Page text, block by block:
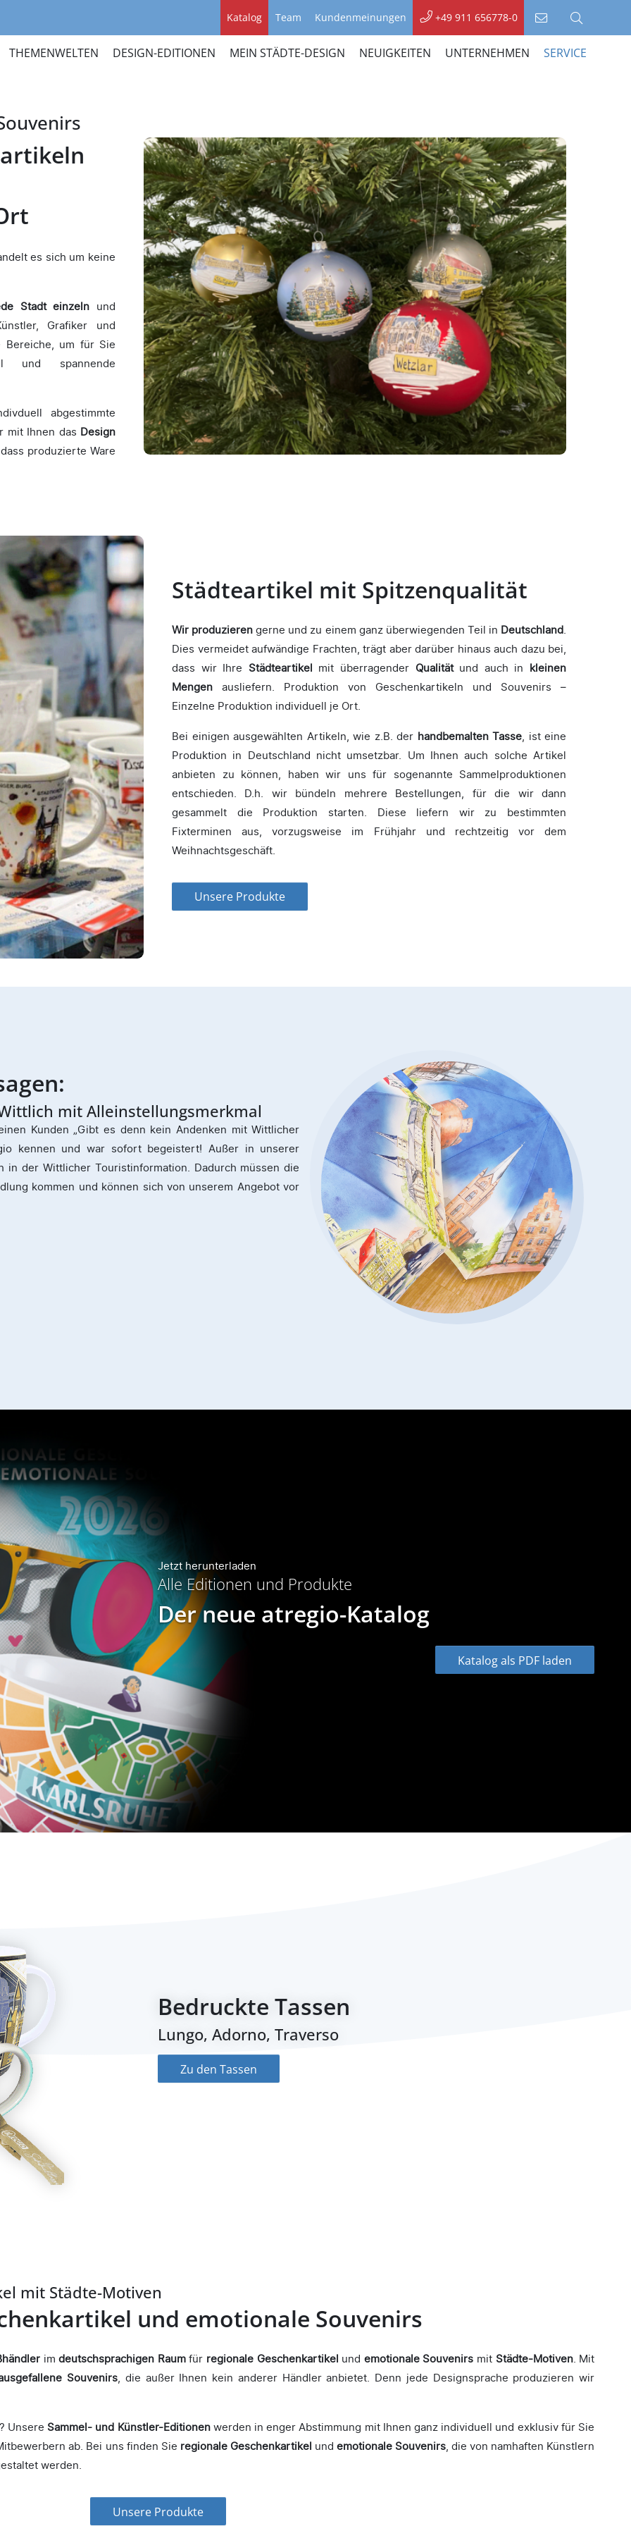
Katalog Team Kundenmeinungen +49 911 656778-0
Kontakt
Suche
THEMENWELTEN DESIGN-EDITIONEN MEIN STÄDTE-DESIGN NEUIGKEITEN UNTERNEHMEN SERVICE
es sich um keine
Stadt einzeln und
Grafiker und
Bereiche, um für Sie
und spannende
abgestimmte
mit Ihnen das Design
produzierte Ware
Städteartikel mit Spitzenqualität
Wir produzieren gerne und zu einem ganz überwiegenden Teil in Deutschland.
Dies vermeidet aufwändige Frachten, trägt aber darüber hinaus auch dazu bei,
dass wir Ihre Städteartikel mit überragender Qualitätund auch in kleinen
Mengen ausliefern. Produktion von Geschenkartikeln und Souvenirs –
Einzelne Produktion individuell je Ort.
Bei einigen ausgewählten Artikeln, wie z.B. der handbemalten Tasse, ist eine
Produktion in Deutschland nicht umsetzbar. Um Ihnen auch solche Artikel
anbieten zu können, haben wir uns für sogenannte Sammelproduktionen
entschieden. D.h. wir bündeln mehrere Bestellungen, für die wir dann
gesammelt die Produktion starten. Diese liefern wir zu bestimmten
Fixterminen aus, vorzugsweise im Frühjahr und rechtzeitig vor dem
Weihnachtsgeschäft.
Unsere Produkte
unserer Motivvorschläge
Motivvorschläge. Alle Artikel haben wir gut verkauft und
schon mehrfach nachbestellt. Unsere Kunden sind
unserer Stadt präsentieren. Bisher hatten wir nicht eine
Jetzt herunterladen
Der neue atregio-Katalog
Alle Editionen und Produkte
Katalog als PDF laden
Regenschirm
Stockschirme und Taschenschirme
Zu den Schirmen
und emotionale Souvenirs
mit Städte-Motiven
imdeutschsprachigen Raumfür regionale Geschenkartikel und emotionale Souvenirs mit Städte-Motiven. Mit
Souvenirs, die außer Ihnen kein anderer Händler anbietet. Denn jede Designsprache produzieren wir
Unsere Sammel- und Künstler-Editionenwerden in enger Abstimmung mit Ihnen ganz individuell und exklusiv für Sie
ab. Bei uns finden Sie regionale Geschenkartikel und emotionale Souvenirs, die von namhaften Künstlern
werden.
Unsere Produkte